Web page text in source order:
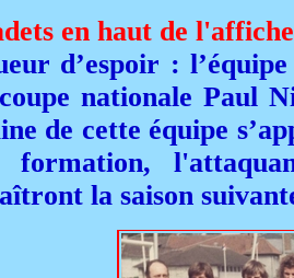
en haut de
d’espoir :
nationale Paul
de cette équipe
formation,
la saison